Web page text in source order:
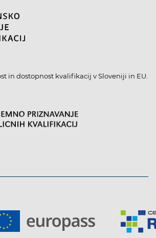
in dostopnost kvalifikacij v Sloveniji in EU.